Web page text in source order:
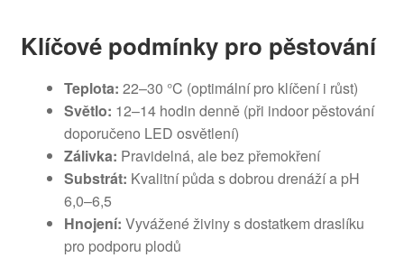
Klíčové podmínky pro pěstování
Teplota: 22–30 °C (optimální pro klíčení i růst)
Světlo: 12–14 hodin denně (při indoor pěstování
doporučeno LED osvětlení)
Zálivka: Pravidelná, ale bez přemokření
Substrát: Kvalitní půda s dobrou drenáží a pH
6,0–6,5
Hnojení: Vyvážené živiny s dostatkem draslíku
pro podporu plodů